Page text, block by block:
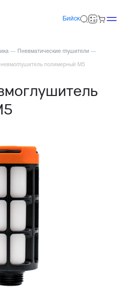
Бийск
— Пневматические глушители —
полимерный М5